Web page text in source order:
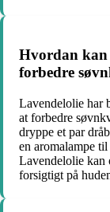
Hvordan kan
forbedre
Lavendelolie har
at forbedre
dryppe et par
en aromalampe
Lavendelolie kan
forsigtigt på